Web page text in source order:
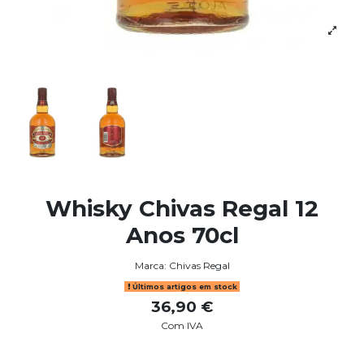
Whisky Chivas Regal 12
Anos 70cl
Marca: Chivas Regal
Últimos artigos em stock
36,90 €
Com IVA